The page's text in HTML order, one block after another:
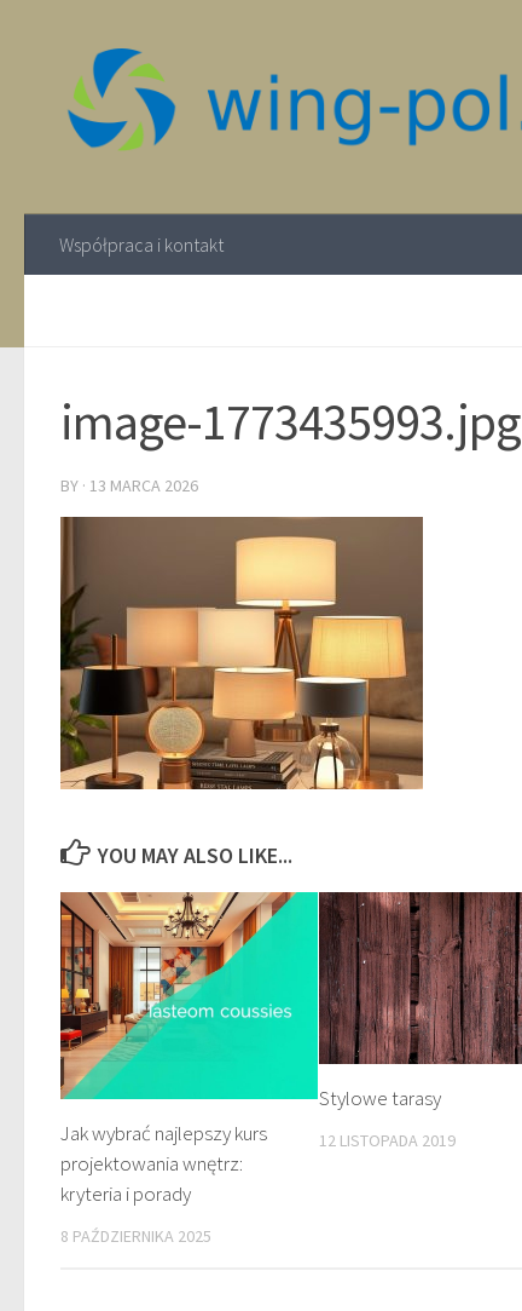
Współpraca i kontakt
image-1773435993.jpg
BY · 13 MARCA 2026
YOU MAY ALSO LIKE...
Jak wybrać najlepszy kurs
projektowania wnętrz:
kryteria i porady
8 PAŹDZIERNIKA 2025
Stylowe tarasy
12 LISTOPADA 2019